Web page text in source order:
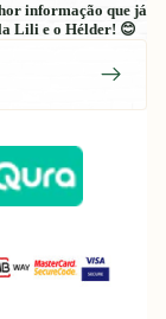
informação que já
Lili e o Hélder! 😊